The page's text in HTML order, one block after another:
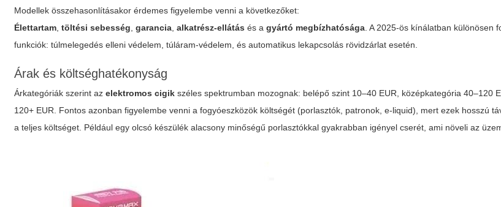
Modellek összehasonlításakor érdemes figyelembe venni a következőket:
Élettartam ,töltési sebesség ,garancia ,alkatrész-ellátás és agyártó megbízhatósága . A 2025-ös kínálatban különösen
funkciók: túlmelegedés elleni védelem, túláram-védelem, és automatikus lekapcsolás rövidzárlat esetén.
Árak és költséghatékonyság
Árkategóriák szerint azelektromos cigik széles spektrumban mozognak: belépő szint 10–40 EUR, középkategória 40–120
120+ EUR. Fontos azonban figyelembe venni a fogyóeszközök költségét (porlasztók, patronok, e-liquid), mert ezek hosszú
a teljes költséget. Például egy olcsó készülék alacsony minőségű porlasztókkal gyakrabban igényel cserét, ami növeli az